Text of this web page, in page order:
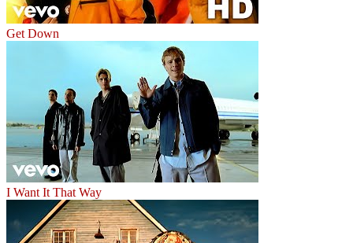
Get Down
I Want It That Way